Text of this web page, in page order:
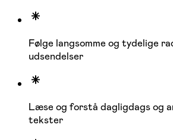
Følge langsomme og tydelige
udsendelser
Læse og forstå dagligdags og
tekster